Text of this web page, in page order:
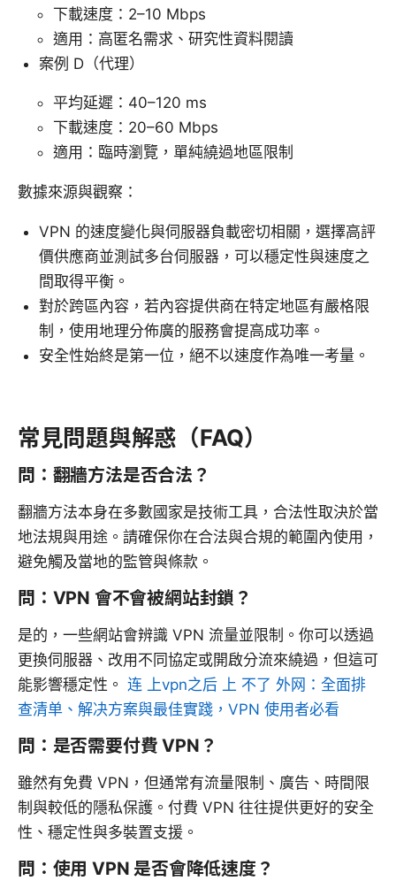
下載速度：2–10 Mbps
適用：高匿名需求、研究性資料閱讀
案例 D（代理）
平均延遲：40–120 ms
下載速度：20–60 Mbps
適用：臨時瀏覽，單純繞過地區限制
數據來源與觀察：
VPN 的速度變化與伺服器負載密切相關，選擇高評
價供應商並測試多台伺服器，可以穩定性與速度之
間取得平衡。
對於跨區內容，若內容提供商在特定地區有嚴格限
制，使用地理分佈廣的服務會提高成功率。
安全性始終是第一位，絕不以速度作為唯一考量。
常見問題與解惑（FAQ）
問：翻牆方法是否合法？
翻牆方法本身在多數國家是技術工具，合法性取決於當
地法規與用途。請確保你在合法與合規的範圍內使用，
避免觸及當地的監管與條款。
問：VPN 會不會被網站封鎖？
是的，一些網站會辨識 VPN 流量並限制。你可以透過
更換伺服器、改用不同協定或開啟分流來繞過，但這可
能影響穩定性。 连 上vpn之后 上 不了 外网：全面排
查清单、解决方案與最佳實踐，VPN 使用者必看
問：是否需要付費 VPN？
雖然有免費 VPN，但通常有流量限制、廣告、時間限
制與較低的隱私保護。付費 VPN 往往提供更好的安全
性、穩定性與多裝置支援。
問：使用 VPN 是否會降低速度？